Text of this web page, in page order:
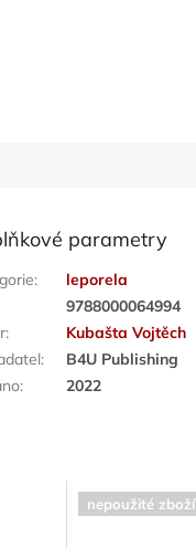
parametry
:
leporela
9788000064994
:
Kubašta Vojtěch
:
B4U Publishing
: 2022
nepoužité zboží